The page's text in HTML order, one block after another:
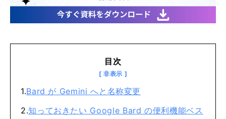
目次
Bard が Gemini へと名称変更
知っておきたい Google Bard の便利機能ベス